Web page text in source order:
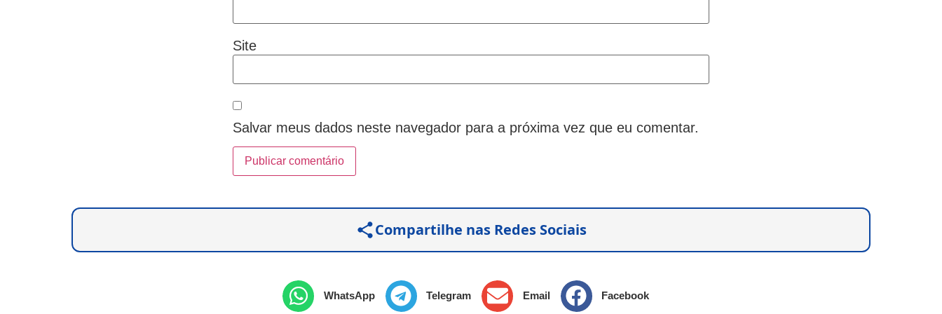
Site
Salvar meus dados neste navegador para a próxima vez que eu comentar.
Compartilhe nas Redes Sociais
WhatsApp Telegram Email Facebook